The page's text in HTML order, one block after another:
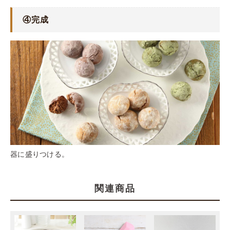
④完成
器に盛りつける。
関連商品